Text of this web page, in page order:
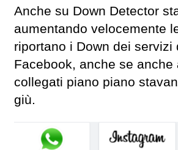
Anche su Down Detector
aumentando velocemente
riportano i Down dei servizi
Facebook, anche se anche
collegati piano piano
giù.